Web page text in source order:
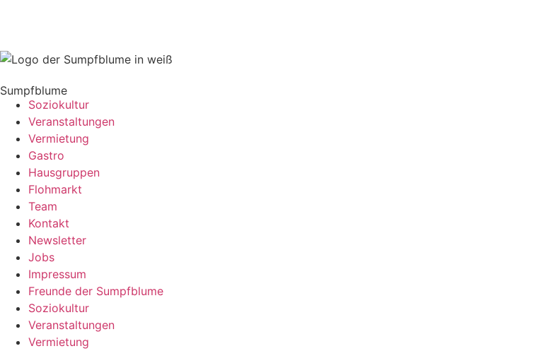
Sumpfblume
Soziokultur
Veranstaltungen
Vermietung
Gastro
Hausgruppen
Flohmarkt
Team
Kontakt
Newsletter
Jobs
Impressum
Freunde der Sumpfblume
Soziokultur
Veranstaltungen
Vermietung